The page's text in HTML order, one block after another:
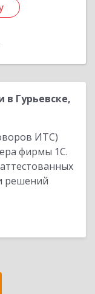
Гурьевске,
ИТС)
фирмы 1С.
решений